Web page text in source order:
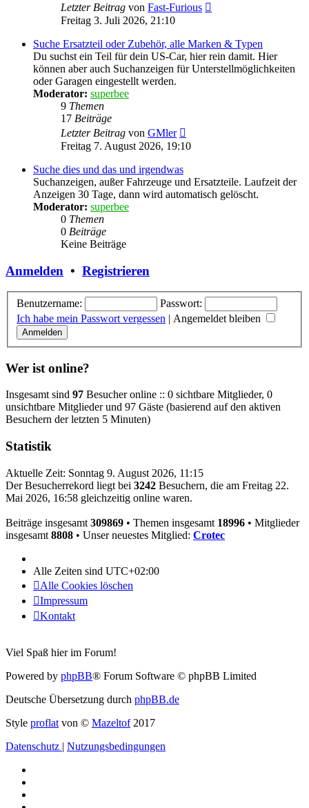
Letzter Beitrag von Fast-Furious
Freitag 3. Juli 2026, 21:10
Suche Ersatzteil oder Zubehör, alle Marken & Typen
Du suchst ein Teil für dein US-Car, hier rein damit. Hier
können aber auch Suchanzeigen für Unterstellmöglichkeiten
oder Garagen eingestellt werden.
Moderator: superbee
9 Themen
17 Beiträge
Letzter Beitrag von GMler
Beitrag
Freitag 7. August 2026, 19:10
Suche dies und das und irgendwas
Suchanzeigen, außer Fahrzeuge und Ersatzteile. Laufzeit der
Anzeigen 30 Tage, dann wird automatisch gelöscht.
Moderator: superbee
0 Themen
0 Beiträge
Keine Beiträge
Anmelden • Registrieren
Benutzername:
Passwort:
Ich habe mein Passwort vergessen | Angemeldet bleiben
Wer ist online?
Insgesamt sind 97 Besucher online :: 0 sichtbare Mitglieder, 0
unsichtbare Mitglieder und 97 Gäste (basierend auf den aktiven
Besuchern der letzten 5 Minuten)
Statistik
Aktuelle Zeit: Sonntag 9. August 2026, 11:15
Der Besucherrekord liegt bei 3242 Besuchern, die am Freitag 22.
Mai 2026, 16:58 gleichzeitig online waren.
Beiträge insgesamt 309869 • Themen insgesamt 18996 • Mitglieder
insgesamt 8808 • Unser neuestes Mitglied: Crotec
Alle Zeiten sind UTC+02:00
Alle Cookies löschen
Impressum
Kontakt
Viel Spaß hier im Forum!
Powered by phpBB® Forum Software © phpBB Limited
Deutsche Übersetzung durch phpBB.de
Style proflat von © Mazeltof2017
Datenschutz | Nutzungsbedingungen